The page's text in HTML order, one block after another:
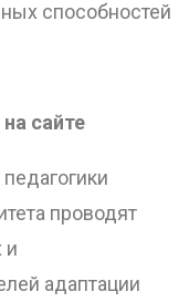
способностей
сайте
проводят
и
адаптации